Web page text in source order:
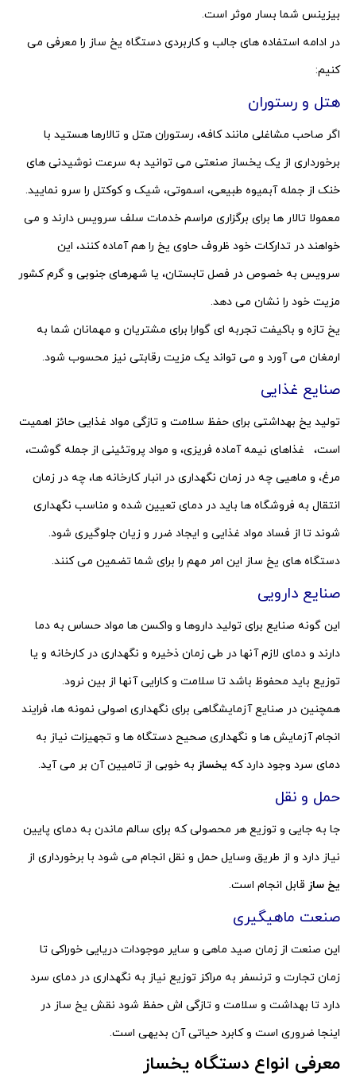
بیزینس شما بسار موثر است.
در ادامه استفاده های جالب و کاربردی دستگاه یخ ساز را معرفی می
کنیم:
هتل و رستوران
اگر صاحب مشاغلی مانند کافه، رستوران هتل و تالارها هستید با
برخورداری از یک یخساز صنعتی می توانید به سرعت نوشیدنی های
خنک از جمله آبمیوه طبیعی، اسموتی، شیک و کوکتل را سرو نمایید.
معمولا تالار ها برای برگزاری مراسم خدمات سلف سرویس دارند و می
خواهند در تدارکات خود ظروف حاوی یخ را هم آماده کنند، این
سرویس به خصوص در فصل تابستان، یا شهرهای جنوبی و گرم کشور
مزیت خود را نشان می دهد.
یخ تازه و باکیفت تجربه ای گوارا برای مشتریان و مهمانان شما به
ارمغان می آورد و می تواند یک مزیت رقابتی نیز محسوب شود.
صنایع غذایی
تولید یخ بهداشتی برای حفظ سلامت و تازگی مواد غذایی حائز اهمیت
است، غذاهای نیمه آماده فریزی، و مواد پروتئینی از جمله گوشت،
مرغ، و ماهیی چه در زمان نگهداری در انبار کارخانه ها، چه در زمان
انتقال به فروشگاه ها باید در دمای تعیین شده و مناسب نگهداری
شوند تا از فساد مواد غذایی و ایجاد ضرر و زیان جلوگیری شود.
دستگاه های یخ ساز این امر مهم را برای شما تضمین می کنند.
صنایع دارویی
این گونه صنایع برای تولید داروها و واکسن ها مواد حساس به دما
دارند و دمای لازم آنها در طی زمان ذخیره و نگهداری در کارخانه و یا
توزیع باید محفوظ باشد تا سلامت و کارایی آنها از بین نرود.
همچنین در صنایع آزمایشگاهی برای نگهداری اصولی نمونه ها، فرایند
انجام آزمایش ها و نگهداری صحیح دستگاه ها و تجهیزات نیاز به
دمای سرد وجود دارد که یخساز به خوبی از تامیین آن بر می آید.
حمل و نقل
جا به جایی و توزیع هر محصولی که برای سالم ماندن به دمای پایین
نیاز دارد و از طریق وسایل حمل و نقل انجام می شود با برخورداری از
یخ ساز قابل انجام است.
صنعت ماهیگیری
این صنعت از زمان صید ماهی و سایر موجودات دریایی خوراکی تا
زمان تجارت و ترنسفر به مراکز توزیع نیاز به نگهداری در دمای سرد
دارد تا بهداشت و سلامت و تازگی اش حفظ شود نقش یخ ساز در
اینجا ضروری است و کابرد حیاتی آن بدیهی است.
معرفی انواع دستگاه یخساز